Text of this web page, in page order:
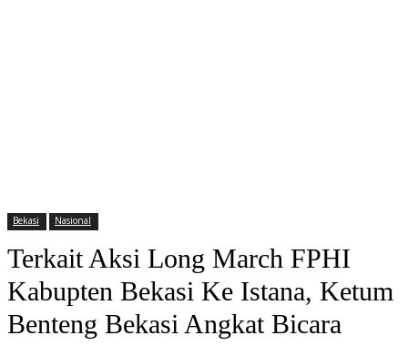
Bekasi Nasional
Terkait Aksi Long March FPHI
Kabupten Bekasi Ke Istana, Ketum
Benteng Bekasi Angkat Bicara